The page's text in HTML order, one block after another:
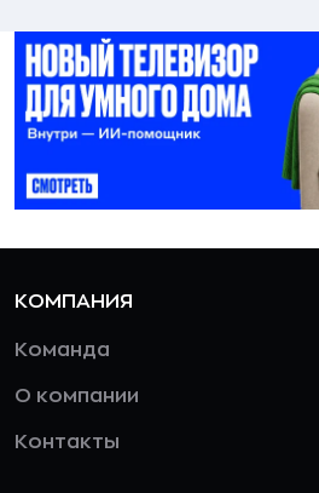
КОМПАНИЯ
Команда
О компании
Контакты